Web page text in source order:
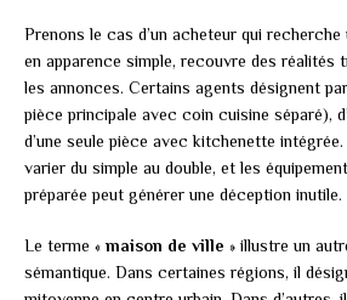
Prenons le cas d’un acheteur qui recherche
en apparence simple, recouvre des réalités
les annonces. Certains agents désignent
pièce principale avec coin cuisine séparé),
d’une seule pièce avec kitchenette
varier du simple au double, et les
préparée peut générer une déception inutile.
Le terme « maison de ville » illustre un
sémantique. Dans certaines régions, il